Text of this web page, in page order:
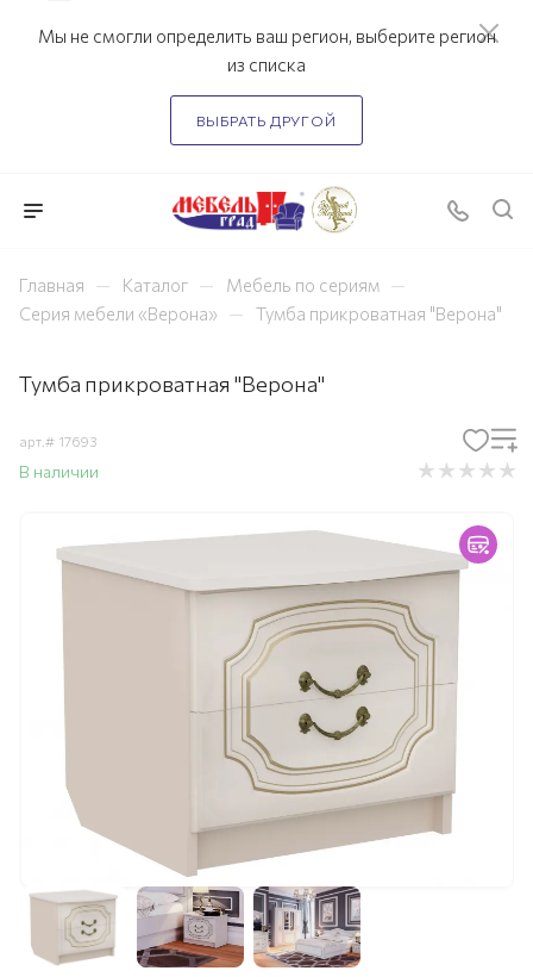
Мы не смогли определить ваш регион, выберите регион
из списка
ВЫБРАТЬ ДРУГОЙ
Главная — Каталог — Мебель по сериям —
Серия мебели «Верона» — Тумба прикроватная "Верона"
Тумба прикроватная "Верона"
арт.# 17693
В наличии